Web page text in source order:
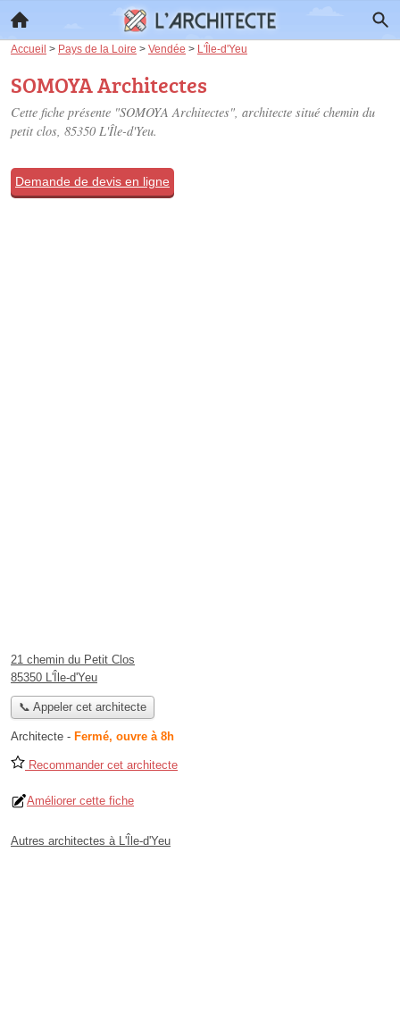
Accueil > Pays de la Loire > Vendée > L'Île-d'Yeu
SOMOYA Architectes
Cette fiche présente "SOMOYA Architectes", architecte situé chemin du
petit clos, 85350 L'Île-d'Yeu.
Demande de devis en ligne
21 chemin du Petit Clos
85350 L'Île-d'Yeu
📞 Appeler cet architecte
Architecte - Fermé, ouvre à 8h
Recommander cet architecte
Améliorer cette fiche
Autres architectes à L'Île-d'Yeu